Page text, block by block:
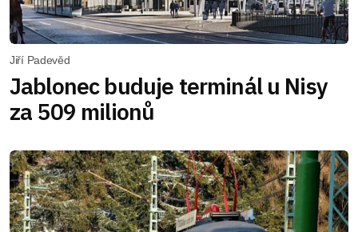
Jiří Padevěd
Jablonec buduje terminál u Nisy
za 509 milionů